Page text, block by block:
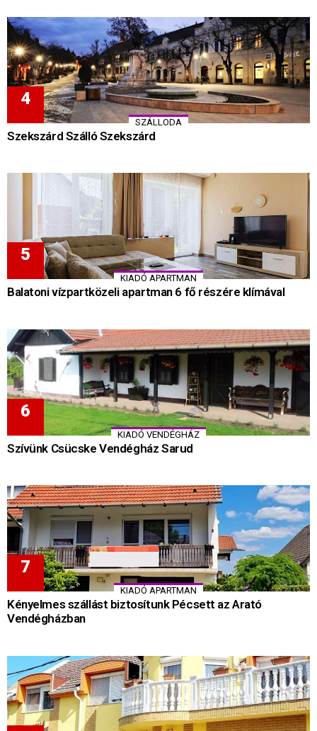
SZÁLLODA
Szekszárd Szálló Szekszárd
KIADÓ APARTMAN
Balatoni vízpartközeli apartman 6 fő részére klímával
KIADÓ VENDÉGHÁZ
Szívünk Csücske Vendégház Sarud
KIADÓ APARTMAN
Kényelmes szállást biztosítunk Pécsett az Arató
Vendégházban